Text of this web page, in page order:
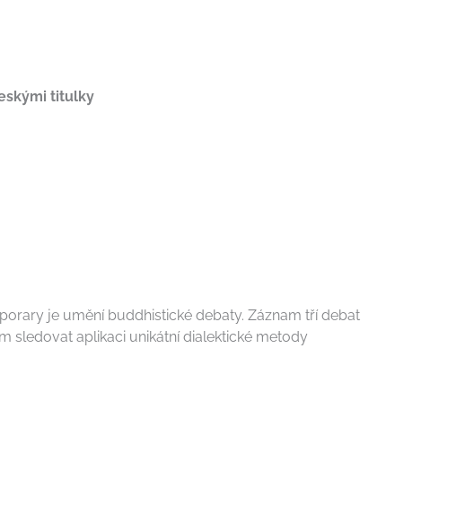
titulky
je umění buddhistické debaty. Záznam tří debat
sledovat aplikaci unikátní dialektické metody